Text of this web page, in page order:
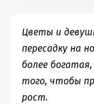
Цветы и
пересадку на
более
того, чтобы
рост.